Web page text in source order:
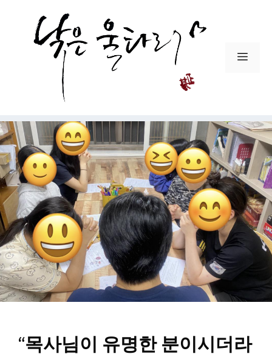
기
메
“목사님이 유명한 분이시더라